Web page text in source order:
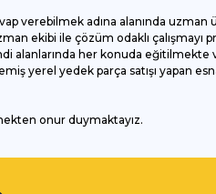
adına alanında uzman
ekibi ile çözüm odaklı çalışmayı
alanlarında her konuda
yedek parça satışı yapan
onur duymaktayız.